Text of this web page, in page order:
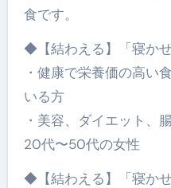
食です。
◆【結わえる】「寝か
・健康で栄養価の高い
いる方
・美容、ダイエット、
20代〜50代の女性
◆【結わえる】「寝か